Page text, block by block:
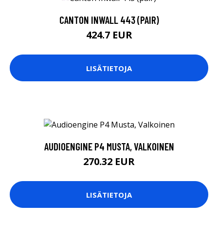
CANTON INWALL 443 (PAIR)
424.7 EUR
LISÄTIETOJA
AUDIOENGINE P4 MUSTA, VALKOINEN
270.32 EUR
LISÄTIETOJA